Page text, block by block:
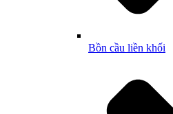
Bồn cầu liền khối